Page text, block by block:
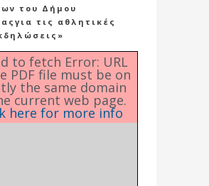
του Δήμου
τις αθλητικές
to fetch Error: URL
PDF file must be on
the same domain
current web page.
here for more info